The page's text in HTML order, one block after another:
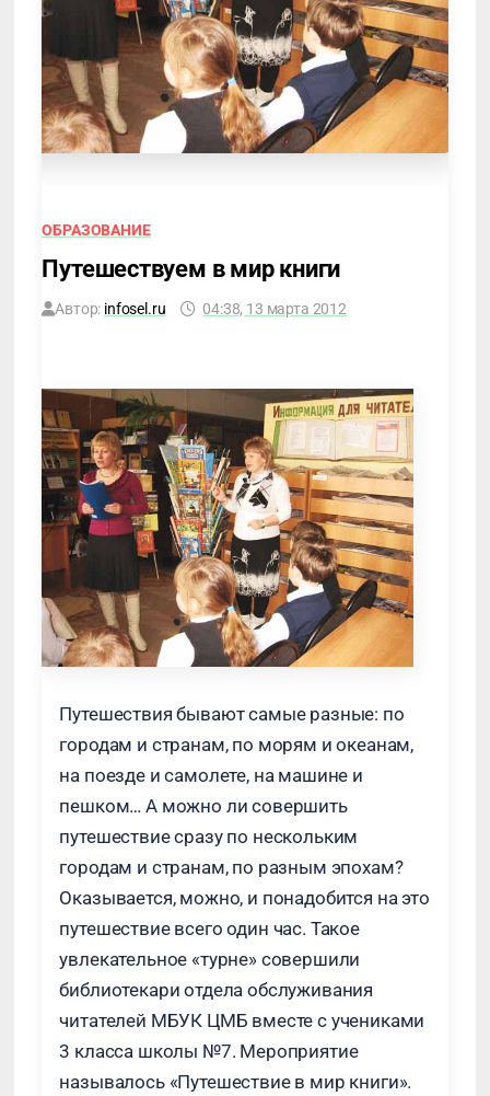
ОБРАЗОВАНИЕ
Путешествуем в мир книги
Автор: infosel.ru 04:38, 13 марта 2012
Путешествия бывают самые разные: по
городам и странам, по морям и океанам,
на поезде и самолете, на машине и
пешком… А можно ли совершить
путешествие сразу по нескольким
городам и странам, по разным эпохам?
Оказывается, можно, и понадобится на это
путешествие всего один час. Такое
увлекательное «турне» совершили
библиотекари отдела обслуживания
читателей МБУК ЦМБ вместе с учениками
3 класса школы №7. Мероприятие
называлось «Путешествие в мир книги».